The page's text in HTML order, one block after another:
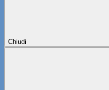
Chiudi